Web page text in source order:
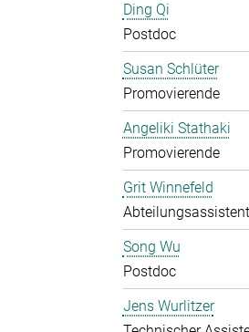
Ding Qi
Postdoc
Susan Schlüter
Promovierende
Angeliki Stathaki
Promovierende
Grit Winnefeld
Song Wu
Postdoc
Jens Wurlitzer